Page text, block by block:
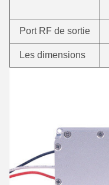
Port RF de sortie
Les dimensions